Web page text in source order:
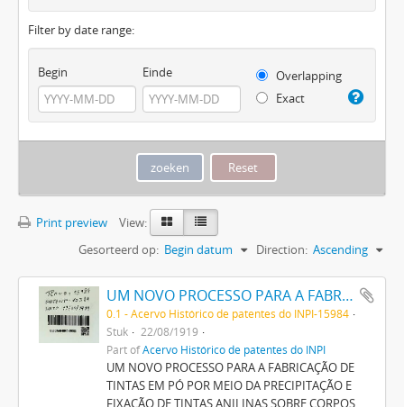
Filter by date range:
Begin Einde
Overlapping
Exact
Print preview
View:
Gesorteerd op: Begin datum Direction: Ascending
UM NOVO PROCESSO PARA A FABRICAÇÃO DE TINTAS EM PÓ POR MEIO DA PRECIPITAÇÃO E FIXAÇÃO DE TINTAS ANILINAS SOBRE CORPOS MINERAES
0.1 - Acervo Histórico de patentes do INPI-15984
Stuk
22/08/1919
Part ofAcervo Histórico de patentes do INPI
UM NOVO PROCESSO PARA A FABRICAÇÃO DE
TINTAS EM PÓ POR MEIO DA PRECIPITAÇÃO E
FIXAÇÃO DE TINTAS ANILINAS SOBRE CORPOS